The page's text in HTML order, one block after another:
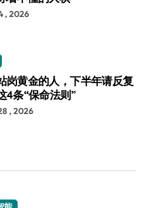
, 2026
岗黄金的人，下半年请反复
4条“保命法则”
, 2026